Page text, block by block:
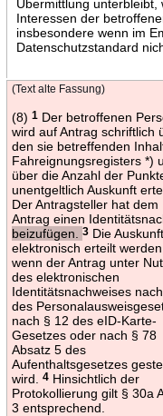
Übermittlung
Interessen der
insbesondere wenn im
Datenschutzstandard
(Text alte Fassung)
(8) 1Der betroffenen
wird auf Antrag schriftlich
den sie betreffenden
Fahreignungsregisters *)
über die Anzahl der
unentgeltlich Auskunft
Der Antragsteller hat dem
Antrag einen
beizufügen.
3Die
elektronisch erteilt werden,
wenn der Antrag unter
des elektronischen
Identitätsnachweises
des
nach § 12 des eID-Karte-
Gesetzes oder nach § 78
Absatz 5 des
Aufenthaltsgesetzes
wird.
4Hinsichtlich der
Protokollierung gilt § 30a
3 entsprechend.